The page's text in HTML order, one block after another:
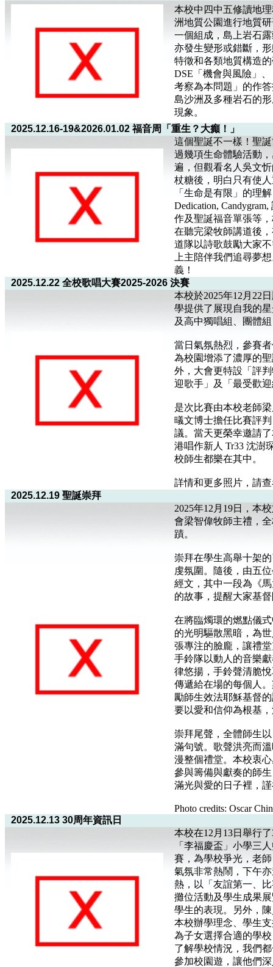
本校中四中五修讀地
洲地質公園進行地質
一個組成，島上岩石
亦發生變形或錯斷，
特徵和各類地質構造
DSE「機會與風險」
考察為本問題」的作
島沙洲及多種岩石的
現象。
2025.12.16-19&2026.01.02 福音周「重生？大癲！」
這個聖誕不一樣！聖
過幾項生命體驗活動
遍，但觀看名人吳文
杖糖後，明白只有使
「生命是有限」的理
Dedication,
作及聖誕福音單張等
在聽完梁牧師講道後
道隊以詩歌鼓勵大家
上主陪伴我們追尋夢
義！
2025.12.22 全校歌唱大賽2025-2026 決賽
本校於2025年12月22
學提供了展現自我的
及高中獨唱組、團體
當日氣氛熱烈，參賽
為校園增添了濃厚的
外，大會更特設「評
迎歌手」及「最受歡
是次比賽由本校老師
㬢文博士擔任比賽評
議。當天更榮幸邀請
港唱作新人 Tr33 沈澍
校師生都樂在其中。
詳情和更多照片，請
2025.12.19 聖誕崇拜
2025年12月19日，本
會梁智偉牧師主禮，
蹟。
崇拜在學生高舉十架
虔氛圍。隨後，由五
經文，其中一段為《
的故事，提醒大家基
在將臨燭環的燃點儀
的光明驅散黑暗，為
張專注的臉龐，讓禮
手鈴隊以動人的音樂
律悠揚，手鈴聲清脆
傳遞給在場的每個人
勵師生效法耶穌基督
要以愛和信仰為根基
崇拜尾聲，全體師生
滿句號。歌聲洪亮而
漫整個禮堂。本校衷
參與籌備與獻奏的師
滿光與愛的日子裡，
Photo credits: Oscar
2025.12.13 30周年資訊日
本校在12月13日舉行
「李福慶盃」小學三
賽，為學校爭光，老
氣氛非常熱鬧，下午
熱，以「友誼第一、
攤位活動及學生成果
學生的表現。另外，
本校辦學理念、學生
為子女選擇合適的學
了解學校情況，我們
參加校園遊，讓他們